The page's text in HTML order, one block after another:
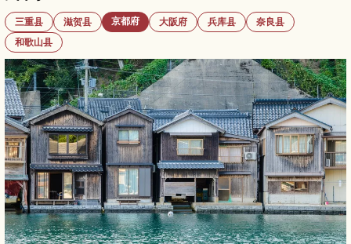
三重县 滋贺县 京都府 大阪府 兵库县
奈良县
和歌山县